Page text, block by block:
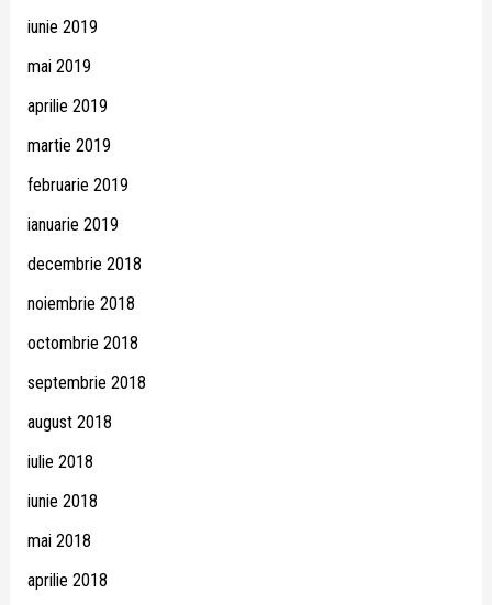
iunie 2019
mai 2019
aprilie 2019
martie 2019
februarie 2019
ianuarie 2019
decembrie 2018
noiembrie 2018
octombrie 2018
septembrie 2018
august 2018
iulie 2018
iunie 2018
mai 2018
aprilie 2018